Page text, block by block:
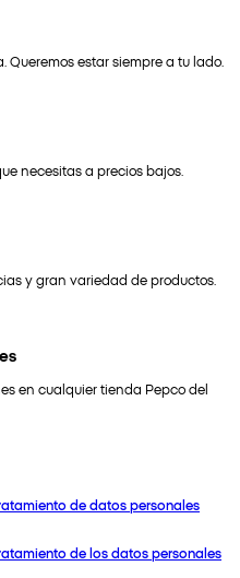
Queremos estar siempre a tu lado.
necesitas a precios bajos.
y gran variedad de productos.
en cualquier tienda Pepco del
de datos personales
de los datos personales